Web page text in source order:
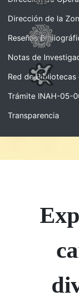
Dirección de la
Reseñas
Notas de
Red de Bibliotecas
Trámite INAH-05-
Transparencia